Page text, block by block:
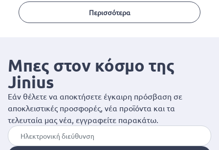
Περισσότερα
Μπες στον κόσμο της
Jinius
Εάν θέλετε να αποκτήσετε έγκαιρη πρόσβαση σε
αποκλειστικές προσφορές, νέα προϊόντα και τα
τελευταία μας νέα, εγγραφείτε παρακάτω.